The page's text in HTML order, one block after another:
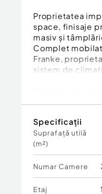
Proprietatea
space, finisaje
masiv și
Complet
Franke,
sistem de
Dispune de 2
Localizare
Herăstrău,
Național Tudor
Cod proprietate
Id intern: P10992
Specificații
Suprafață utilă
(m²)
Numar Camere
Etaj